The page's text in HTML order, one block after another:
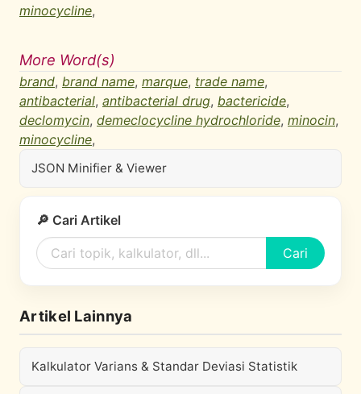
minocycline,
More Word(s)
brand, brand name, marque, trade name,
antibacterial, antibacterial drug, bactericide,
declomycin, demeclocycline hydrochloride, minocin,
minocycline,
JSON Minifier & Viewer
🔎 Cari Artikel
Cari
Artikel Lainnya
Kalkulator Varians & Standar Deviasi Statistik